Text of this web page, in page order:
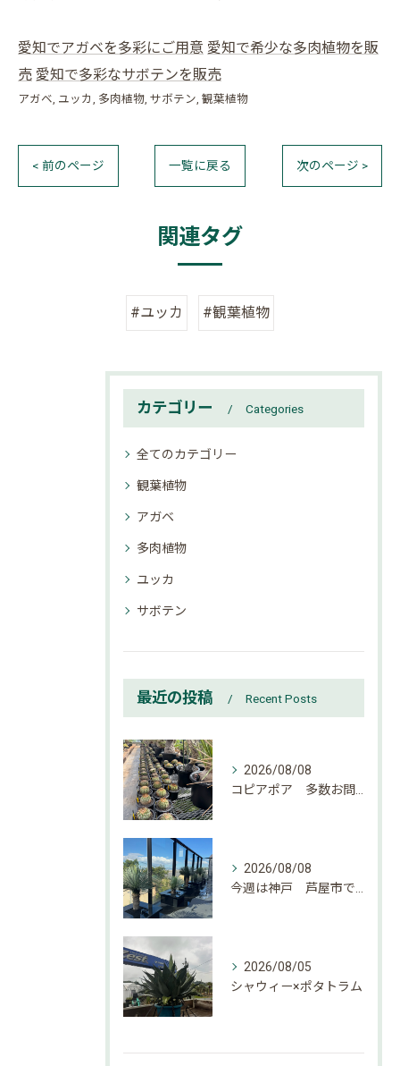
愛知でアガベを多彩にご用意 愛知で希少な多肉植物を販
売 愛知で多彩なサボテンを販売
アガベ ユッカ 多肉植物 サボテン 観葉植物
< 前のページ 一覧に戻る 次のページ >
関連タグ
#ユッカ #観葉植物
カテゴリー Categories
全てのカテゴリー
観葉植物
アガベ
多肉植物
ユッカ
サボテン
最近の投稿 Recent Posts
2026/08/08
コピアポア 多数お問い合わせ頂いております。
2026/08/08
今週は神戸 芦屋市でのご依頼でした。
2026/08/05
シャウィー×ポタトラム